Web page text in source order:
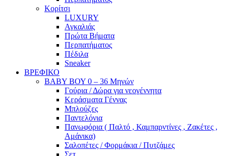
Κορίτσι
LUXURY
Αγκαλιάς
Πρώτα Βήματα
Περπατήματος
Πέδιλα
Sneaker
ΒΡΕΦΙΚΟ
ΒΑΒΥ ΒΟΥ 0 – 36 Μηνών
Γούρια / Δώρα για νεογέννητα
Κεράσματα Γέννας
Μπλούζες
Παντελόνια
Πανωφόρια ( Παλτό , Καμπαρντίνες , Ζακέτες ,
Αμάνικα)
Σαλοπέτες / Φορμάκια / Πυτζάμες
Σετ